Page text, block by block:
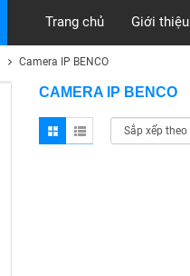
Trang chủ Giới thiệu
Camera IP BENCO
CAMERA IP BENCO